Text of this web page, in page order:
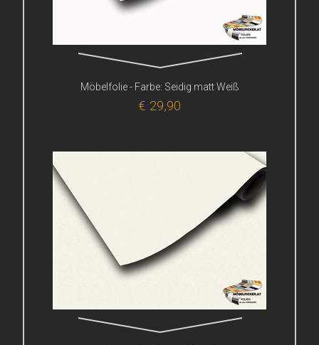
Möbelfolie - Farbe: Seidig matt Weiß
€ 29,90